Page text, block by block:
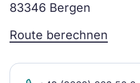
83346 Bergen
Route berechnen